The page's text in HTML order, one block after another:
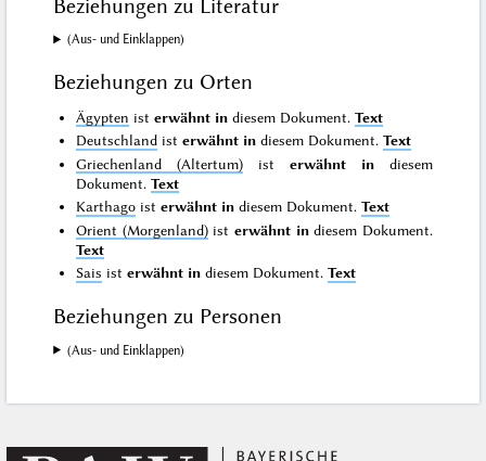
Beziehungen zu Literatur
(Aus- und Einklappen)
Beziehungen zu Orten
Ägypten isterwähnt in diesem Dokument.Text
Deutschland isterwähnt in diesem Dokument.Text
Griechenland (Altertum) ist erwähnt indiesem
Dokument.Text
Karthago isterwähnt in diesem Dokument.Text
Orient (Morgenland)ist erwähnt indiesem Dokument.
Text
Sais isterwähnt in diesem Dokument.Text
Beziehungen zu Personen
(Aus- und Einklappen)